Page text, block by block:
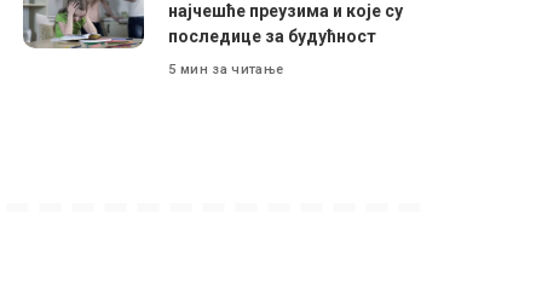
најчешће преузима и које су
последице за будућност
5 мин за читање